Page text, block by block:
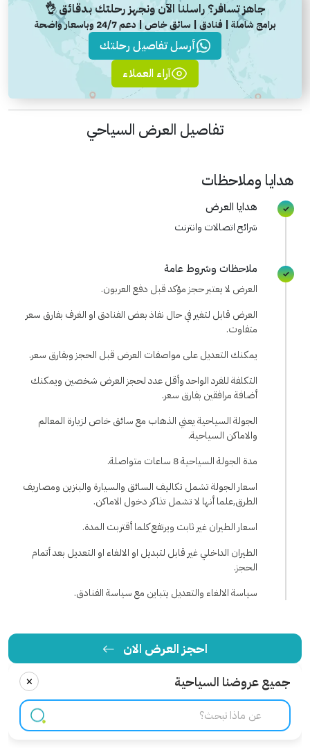
جاهز تسافر؟ راسلنا الآن ونجهز رحلتك بدقائق 👌
برامج شاملة | فنادق | سائق خاص | دعم 24/7 وباسعار واضحة
أرسل تفاصيل رحلتك
آراء العملاء
تفاصيل العرض السياحي
هدايا وملاحظات
هدايا العرض
شرائح اتصالات وانترنت
ملاحظات وشروط عامة
العرض لا يعتبر حجز مؤكد قبل دفع العربون.
العرض قابل لتغير في حال نفاذ بعض الفنادق او الغرف بفارق سعر
متفاوت.
يمكنك التعديل على مواصفات العرض قبل الحجز وبفارق سعر.
التكلفة للفرد الواحد وأقل عدد لحجز العرض شخصين ويمكنك
أضافة مرافقين بفارق سعر.
الجولة السياحية يعني الذهاب مع سائق خاص لزيارة المعالم
والاماكن السياحية.
مدة الجولة السياحية 8 ساعات متواصلة.
اسعار الجولة تشمل تكاليف السائق والسيارة والبنزين ومصاريف
الطرق,علما أنها لا تشمل تذاكر دخول الاماكن.
اسعار الطيران غير ثابت ويرتفع كلما أقتربت المدة.
الطيران الداخلي غير قابل لتبديل او الالغاء او التعديل بعد أتمام
الحجز.
سياسة الالغاء والتعديل يتباين مع سياسة الفنادق.
احجز العرض الان
جميع عروضنا السياحية
×